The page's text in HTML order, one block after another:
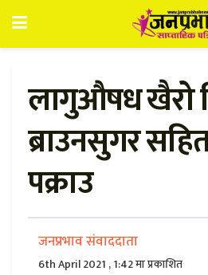
लागुऔषध खैरो
ब्राउनसुगर
पक्राउ
जनप्रभाव संवाददाता
6th April 2021 , 1:42 मा प्रकाशित